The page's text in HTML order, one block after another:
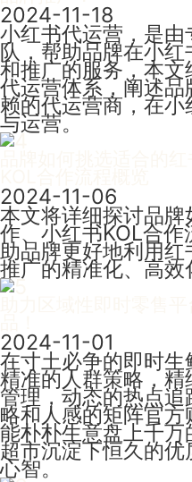
2024-11-18
小红书代运营，是
队，帮助品牌在小
和推广的服务，本
代运营体系，阐述
赖的代运营商，在
与运营。
2024-11-06
本文将详细探讨品
作、小红书KOL合
助品牌更好地利用
推广的精准化、高效
2024-11-01
在寸土必争的即时
精准的人群策略，
管理，动态的热点
略和人感的矩阵官
能朴朴生意盘上千
超市沉淀下恒久的
心智。